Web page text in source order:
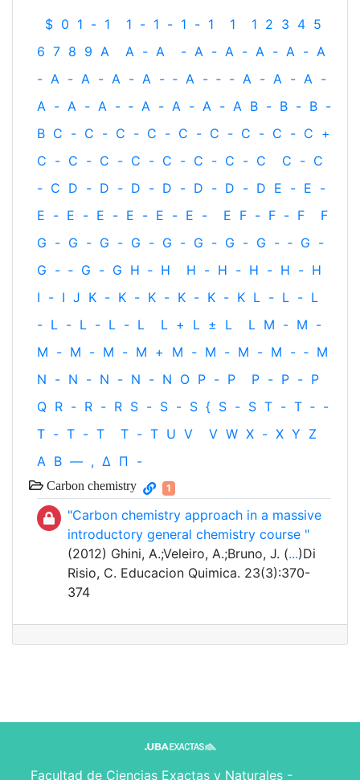
$ 0 1 - 1 1 - 1 - 1 - 1 1 1 2 3 4 5
6 7 8 9 A A - A - A - A - A - A - A
- A - A - A - A - ‐ A - ‐ - A - A - A -
A - A - A - ‐ A - A - A - A B - B - B -
B C - C - C - C - C - C - C - C - C +
C - C - C - C - C - C - C - C C - C
- C D - D - D - D - D - D - D E - E -
E - E - E - E - E - E - E F - F - F
F
G - G - G - G - G - G - G - G - ‐ G -
G - ‐ G - G H ‐ H H - H - H - H - H
I - I J K - K - K - K - K - K L - L - L
- L - L - L - L L + L ± L L M - M -
M - M - M - M + M - M - M - M - ‐ M
N - N - N - N - N O P - P P - P - P
Q R - R - R S - S - S { S - S T - T ‐ -
T - T - T T - T U V V W X - X Y Z
Α Β — , Δ Π -
Carbon chemistry 1
"Carbon chemistry approach in a massive
introductory general chemistry course "
(2012) Ghini, A.;Veleiro, A.;Bruno, J. (...)Di
Risio, C. Educacion Quimica. 23(3):370-
374
Facultad de Ciencias Exactas y Naturales -